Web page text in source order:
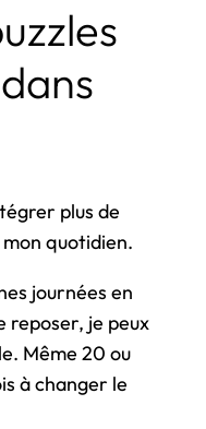
plus de
quotidien.
journées en
reposer, je peux
Même 20 ou
à changer le